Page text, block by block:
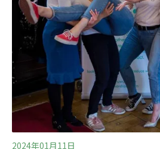
2024年01月11日